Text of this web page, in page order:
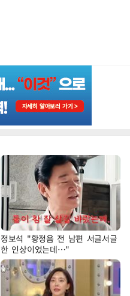
정보석 "황정음 전 남편 서글서글
한 인상이었는데…"